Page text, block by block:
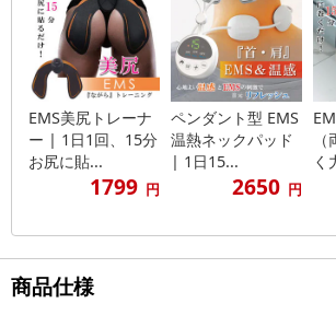
EMS美尻トレーナ
ー | 1日1回、15分
お尻に貼...
1799 円
ペンダント型 EMS
温熱ネックパッド
| 1日15...
2650 円
く
商品仕様